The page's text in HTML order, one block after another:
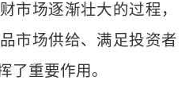
市场逐渐壮大的过程，
市场供给、满足投资者
了重要作用。